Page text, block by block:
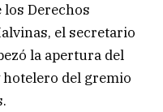
los Derechos
el secretario
la apertura del
del gremio